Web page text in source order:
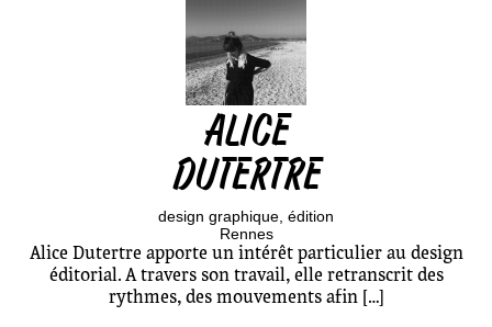
ALICE
DUTERTRE
design graphique édition
Rennes
Alice Dutertre apporte un intérêt particulier au design
éditorial. A travers son travail, elle retranscrit des
rythmes, des mouvements afin […]